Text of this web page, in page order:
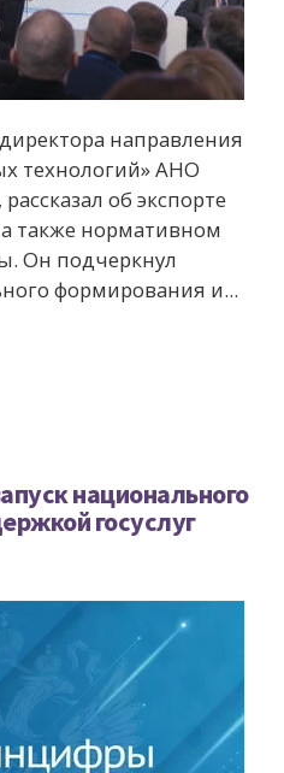
направления
технологий» АНО
об экспорте
также нормативном
Он подчеркнул
формирования и...
национального
госуслуг